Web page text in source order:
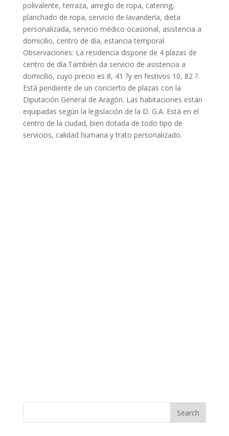
polivalente, terraza, arreglo de ropa, catering,
planchado de ropa, servicio de lavandería, dieta
personalizada, servicio médico ocasional, asistencia a
domicilio, centro de día, estancia temporal.
Observaciones: La residencia dispone de 4 plazas de
centro de día.También da servicio de asistencia a
domicilio, cuyo precio es 8, 41 ?y en festivos 10, 82 ?.
Está pendiente de un concierto de plazas con la
Diputación General de Aragón. Las habitaciones están
equipadas según la legislación de la D. G.A. Está en el
centro de la ciudad, bien dotada de todo tipo de
servicios, calidad humana y trato personalizado.